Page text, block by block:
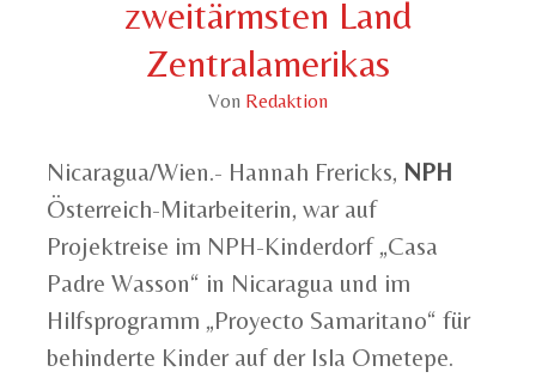
zweitärmsten Land
Zentralamerikas
Von Redaktion
Nicaragua/Wien.- Hannah Frericks, NPH
Österreich-Mitarbeiterin, war auf
Projektreise im NPH-Kinderdorf „Casa
Padre Wasson“ in Nicaragua und im
Hilfsprogramm „Proyecto Samaritano“ für
behinderte Kinder auf der Isla Ometepe.